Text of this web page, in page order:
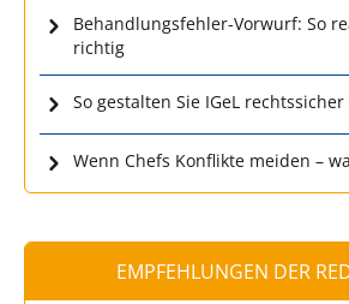
Behandlungsfehler-Vorwurf: So
richtig
So gestalten Sie IGeL rechtssicher
Wenn Chefs Konflikte meiden –
EMPFEHLUNGEN DER